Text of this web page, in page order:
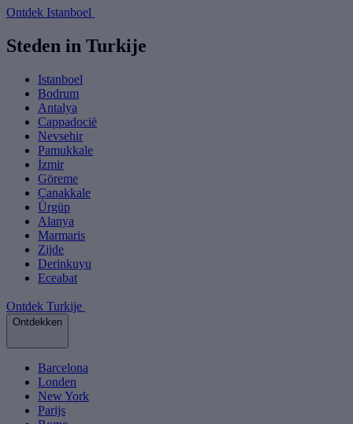
Ontdek Istanboel
Steden in Turkije
Istanboel
Bodrum
Antalya
Cappadocië
Nevsehir
Pamukkale
İzmir
Göreme
Çanakkale
Ürgüp
Alanya
Marmaris
Zijde
Derinkuyu
Eceabat
Ontdek Turkije
Ontdekken
Barcelona
Londen
New York
Parijs